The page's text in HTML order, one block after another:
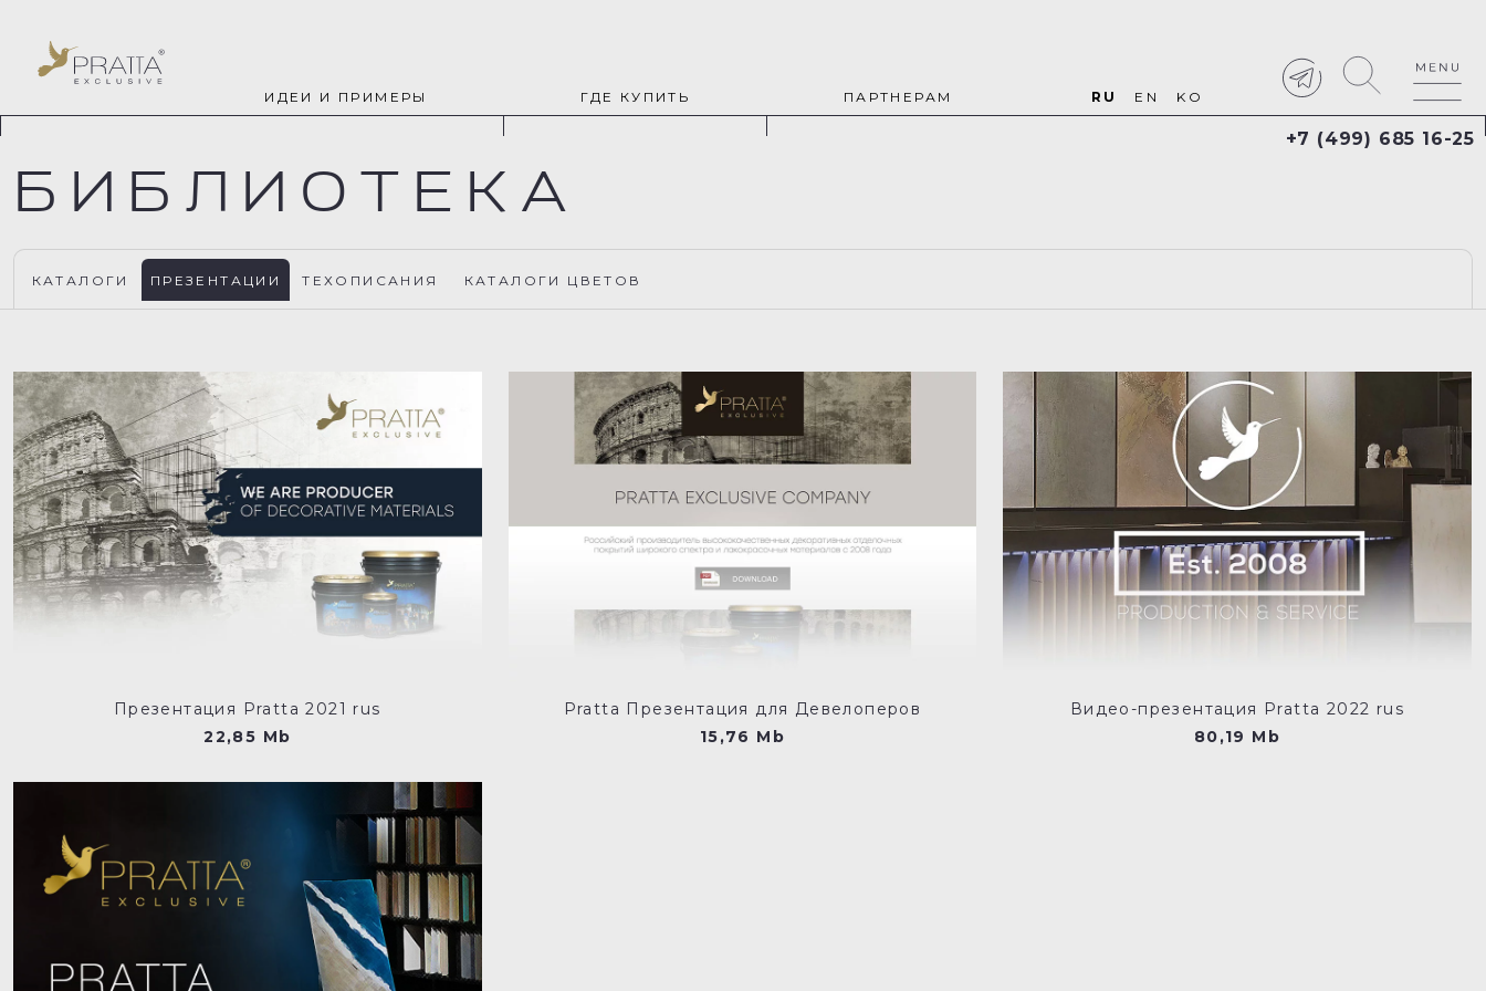
ИДЕИ И ПРИМЕРЫ ГДЕ КУПИТЬ ПАРТНЕРАМ RU EN KO
+7 (499) 685 16-25
БИБЛИОТЕКА
КАТАЛОГИ ПРЕЗЕНТАЦИИ ТЕХОПИСАНИЯ КАТАЛОГИ ЦВЕТОВ
Презентация Pratta 2021 rus
22,85 Mb
Pratta Презентация для Девелоперов
15,76 Mb
Видео-презентация Pratta 2022 rus
80,19 Mb